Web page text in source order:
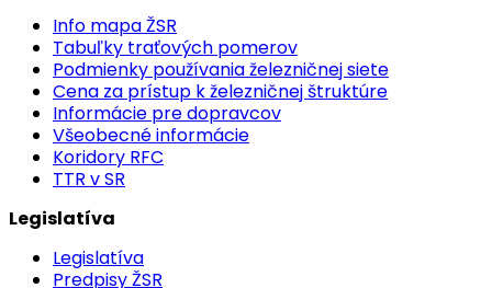
Info mapa ŽSR
Tabuľky traťových pomerov
Podmienky používania železničnej siete
Cena za prístup k železničnej štruktúre
Informácie pre dopravcov
Všeobecné informácie
Koridory RFC
TTR v SR
Legislatíva
Legislatíva
Predpisy ŽSR